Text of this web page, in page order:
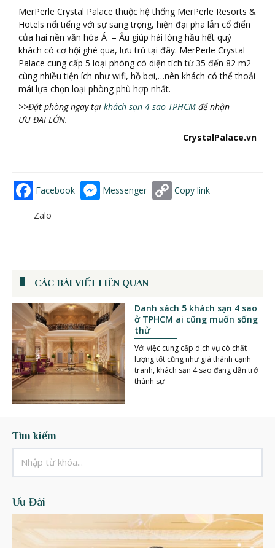
MerPerle Crystal Palace thuộc hệ thống MerPerle Resorts &
Hotels nổi tiếng với sự sang trọng, hiện đại pha lẫn cổ điển
của hai nền văn hóa Á – Âu giúp hài lòng hầu hết quý
khách có cơ hội ghé qua, lưu trú tại đây. MerPerle Crystal
Palace cung cấp 5 loại phòng có diện tích từ 35 đến 82 m2
cùng nhiều tiện ích như wifi, hồ bơi,…nên khách có thể thoải
mái lựa chọn loại phòng phù hợp nhất.
>>Đặt phòng ngay tại khách sạn 4 sao TPHCM đểnhận
ƯU ĐÃI LỚN.
CrystalPalace.vn
Facebook Messenger Copy link
Zalo
CÁC BÀI VIẾT LIÊN QUAN
Danh sách 5 khách sạn 4 sao
ở TPHCM ai cũng muốn sống
thử
Với việc cung cấp dịch vụ có chất
lượng tốt cũng như giá thành cạnh
tranh, khách sạn 4 sao đang dần trở
thành sự
Tìm kiếm
Ưu Đãi